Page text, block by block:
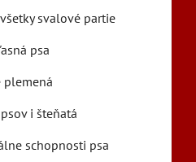
svalové partie
psa
plemená
i šteňatá
schopnosti psa